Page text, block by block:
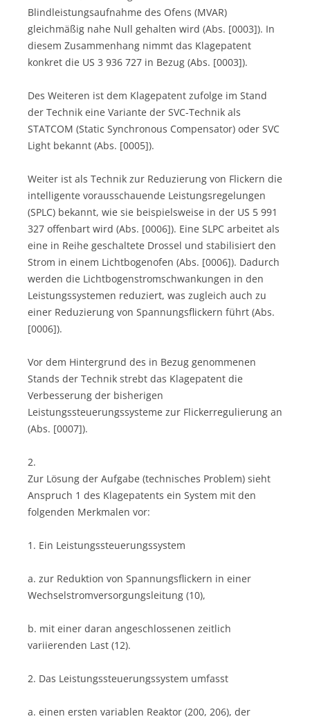
Blindleistungsaufnahme des Ofens (MVAR)
gleichmäßig nahe Null gehalten wird (Abs. [0003]). In
diesem Zusammenhang nimmt das Klagepatent
konkret die US 3 936 727 in Bezug (Abs. [0003]).
Des Weiteren ist dem Klagepatent zufolge im Stand
der Technik eine Variante der SVC-Technik als
STATCOM (Static Synchronous Compensator) oder SVC
Light bekannt (Abs. [0005]).
Weiter ist als Technik zur Reduzierung von Flickern die
intelligente vorausschauende Leistungsregelungen
(SPLC) bekannt, wie sie beispielsweise in der US 5 991
327 offenbart wird (Abs. [0006]). Eine SLPC arbeitet als
eine in Reihe geschaltete Drossel und stabilisiert den
Strom in einem Lichtbogenofen (Abs. [0006]). Dadurch
werden die Lichtbogenstromschwankungen in den
Leistungssystemen reduziert, was zugleich auch zu
einer Reduzierung von Spannungsflickern führt (Abs.
[0006]).
Vor dem Hintergrund des in Bezug genommenen
Stands der Technik strebt das Klagepatent die
Verbesserung der bisherigen
Leistungssteuerungssysteme zur Flickerregulierung an
(Abs. [0007]).
2.
Zur Lösung der Aufgabe (technisches Problem) sieht
Anspruch 1 des Klagepatents ein System mit den
folgenden Merkmalen vor:
1. Ein Leistungssteuerungssystem
a. zur Reduktion von Spannungsflickern in einer
Wechselstromversorgungsleitung (10),
b. mit einer daran angeschlossenen zeitlich
variierenden Last (12).
2. Das Leistungssteuerungssystem umfasst
a. einen ersten variablen Reaktor (200, 206), der